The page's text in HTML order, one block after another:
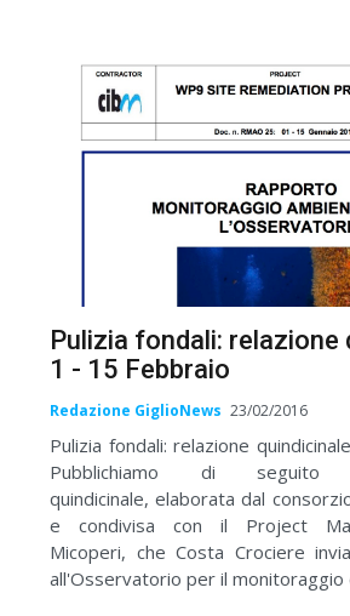
Pulizia fondali: relazione
1 - 15 Febbraio
Redazione GiglioNews 23/02/2016
Pulizia fondali: relazione
Pubblichiamo di
quindicinale, elaborata dal
e condivisa con il Project
Micoperi, che Costa Crociere
all'Osservatorio per il monitoraggio